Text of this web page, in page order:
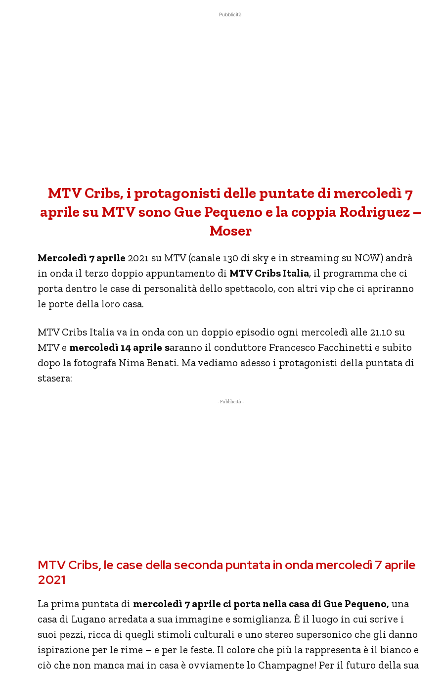
Pubblicità
MTV Cribs, i protagonisti delle puntate di mercoledì 7
aprile su MTV sono Gue Pequeno e la coppia Rodriguez –
Moser
Mercoledì 7 aprile 2021 su MTV (canale 130 di sky e in streaming su NOW) andrà
in onda il terzo doppio appuntamento di MTV Cribs Italia, il programma che ci
porta dentro le case di personalità dello spettacolo, con altri vip che ci apriranno
le porte della loro casa.
MTV Cribs Italia va in onda con un doppio episodio ogni mercoledì alle 21.10 su
MTV e mercoledì 14 aprile saranno il conduttore Francesco Facchinetti e subito
dopo la fotografa Nima Benati. Ma vediamo adesso i protagonisti della puntata di
stasera:
- Pubblicità -
MTV Cribs, le case della seconda puntata in onda mercoledì 7 aprile
2021
La prima puntata di mercoledì 7 aprile ci porta nella casa di Gue Pequeno, una
casa di Lugano arredata a sua immagine e somiglianza. È il luogo in cui scrive i
suoi pezzi, ricca di quegli stimoli culturali e uno stereo supersonico che gli danno
ispirazione per le rime – e per le feste. Il colore che più la rappresenta è il bianco e
ciò che non manca mai in casa è ovviamente lo Champagne! Per il futuro della sua